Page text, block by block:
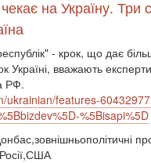
на Україну. Три
- крок, що дає
вважають
РФ.
ukrainian/features-
%5Bisapi%5D